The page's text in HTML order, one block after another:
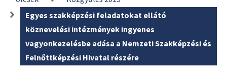
Egyes szakképzési feladatokat ellátó
köznevelési intézmények ingyenes
vagyonkezelésbe adása a Nemzeti Szakképzési és
Felnőttképzési Hivatal részére